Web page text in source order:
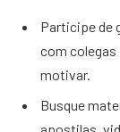
Participe de
com colegas
motivar.
Busque